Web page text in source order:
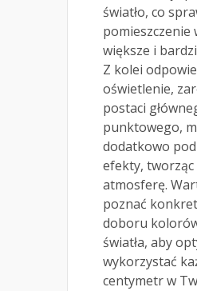
światło, co
pomieszczenie
większe i
Z kolei
oświetlenie,
postaci
punktowego,
dodatkowo
efekty, tworząc
atmosferę.
poznać
doboru
światła, aby
wykorzystać
centymetr w